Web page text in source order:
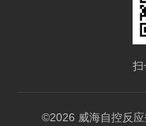
扫
©2026 威海自控反